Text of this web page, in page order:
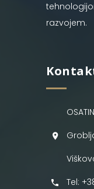
razvojem.
Tel: